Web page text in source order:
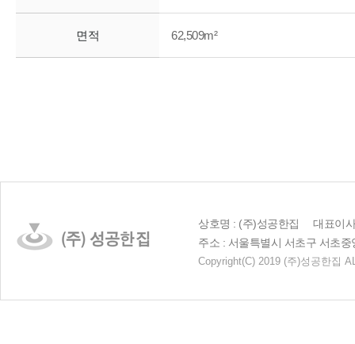
면적 62,509m²
상호명 : (주)성공한집 대표이
주소 : 서울특별시 서초구 서초
Copyright(C) 2019 (주)성공한집